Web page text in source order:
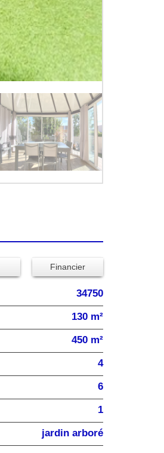
Financier
34750
130 m²
450 m²
4
6
1
jardin arboré